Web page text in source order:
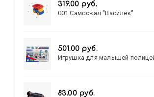
319.00 руб.
001 Самосвал "Василек"
501.00 руб.
Игрушка для малышей
83.00 руб.